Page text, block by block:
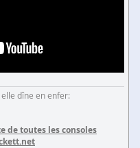
elle dîne en enfer:
de toutes les consoles